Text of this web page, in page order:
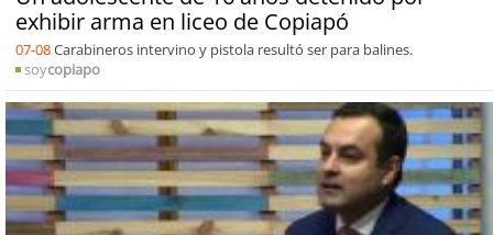
exhibir arma en liceo de Copiapó
07-08Carabineros intervino y pistola resultó ser para balines.
soycopiapo